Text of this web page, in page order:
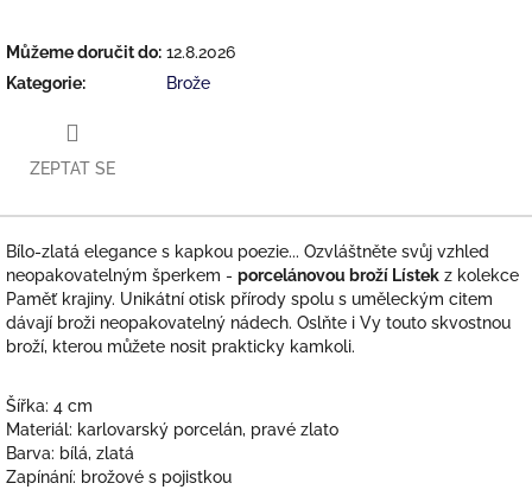
Můžeme doručit do: 12.8.2026
Kategorie: Brože
ZEPTAT SE
Bílo-zlatá elegance s kapkou poezie... Ozvláštněte svůj vzhled
neopakovatelným šperkem - porcelánovou broží Lístek z kolekce
Paměť krajiny. Unikátní otisk přírody spolu s uměleckým citem
dávají broži neopakovatelný nádech. Oslňte i Vy touto skvostnou
broží, kterou můžete nosit prakticky kamkoli.
Šířka: 4 cm
Materiál: karlovarský porcelán, pravé zlato
Barva: bílá, zlatá
Zapínání: brožové s pojistkou